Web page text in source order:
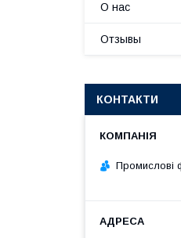
О нас
Отзывы
КОНТАКТИ
Промислові